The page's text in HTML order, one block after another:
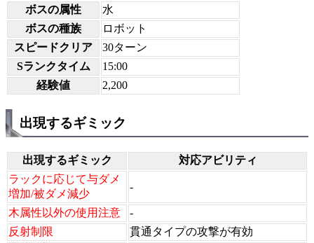
ボスの属性
水
ボスの種族
ロボット
スピードクリア
30ターン
Sランクタイム
15:00
経験値
2,200
出現するギミック
出現するギミック
対応アビリティ
ラックに応じて与ダメ
増加/被ダメ減少
-
木属性以外の使用注意
-
反射制限
貫通タイプの攻撃が有効